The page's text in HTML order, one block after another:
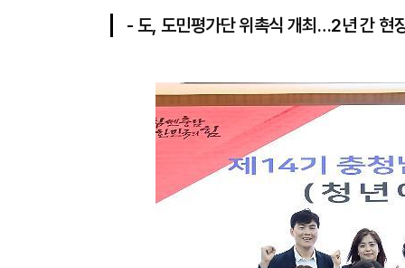
- 도, 도민평가단 위촉식 개최…2년 간 현